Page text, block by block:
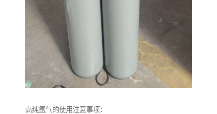
高纯氩气的使用注意事项：